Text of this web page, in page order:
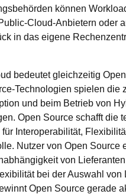
können
Cloud-Anbietern oder
in das eigene
bedeutet gleichzeitig
Technologien spielen die
und beim Betrieb von
Open Source schafft die
Interoperabilität,
Nutzer von Open Source
von
bei der Auswahl von
Open Source gerade